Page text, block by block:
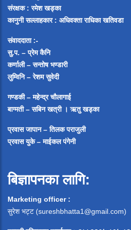
संरक्षक : रमेश खड्का
कानुनी सल्लाहकार : अधिवक्ता राधिका खतिवडा
संवाददाता :-
सु.प. – प्रेम कैनि
कर्णाली – सन्तोष भण्डारी
लुम्विनि – रेशम सुवेदी
गण्डकी – महेन्द्र चौलागाई
बाग्मती – सबिन खत्री ।ऋतु खड्का
प्रवास जापान – तिलक पराजुली
प्रवास युके – माईकल पंगेनी
बिज्ञापनका लागि:
Marketing officer :
सुरेश भट्ट (sureshbhatta1@gmail.com)